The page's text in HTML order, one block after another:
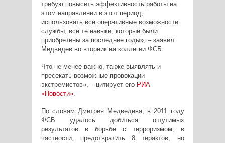
требую повысить эффективность работы на
этом направлении в этот период,
использовать все оперативные возможности
службы, все те навыки, которые были
приобретены за последние годы», – заявил
Медведев во вторник на коллегии ФСБ.
Что не менее важно, также выявлять и
пресекать возможные провокации
экстремистов», – цитирует его РИА
«Новости».
По словам Дмитрия Медведева, в 2011 году
ФСБ удалось добиться ощутимых
результатов в борьбе с терроризмом, в
частности, предотвратить 8 терактов, но